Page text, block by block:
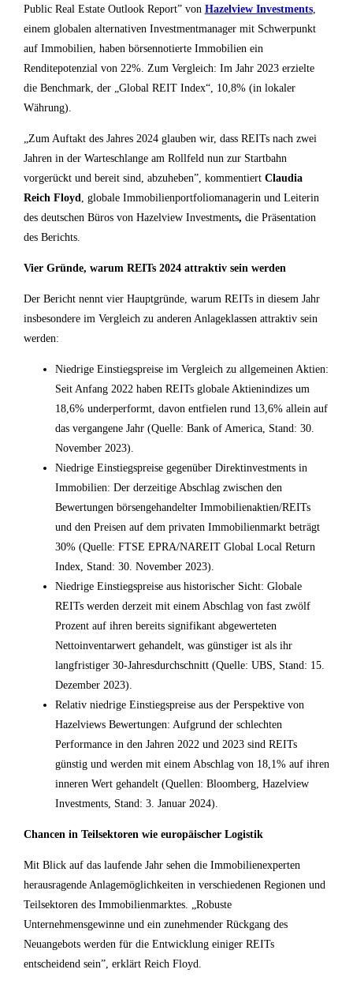
Public Real Estate Outlook Report” von Hazelview Investments,
einem globalen alternativen Investmentmanager mit Schwerpunkt
auf Immobilien, haben börsennotierte Immobilien ein
Renditepotenzial von 22%. Zum Vergleich: Im Jahr 2023 erzielte
die Benchmark, der „Global REIT Index“, 10,8% (in lokaler
Währung).
„Zum Auftakt des Jahres 2024 glauben wir, dass REITs nach zwei
Jahren in der Warteschlange am Rollfeld nun zur Startbahn
vorgerückt und bereit sind, abzuheben”, kommentiert Claudia
Reich Floyd, globale Immobilienportfoliomanagerin und Leiterin
des deutschen Büros von Hazelview Investments, die Präsentation
des Berichts.
Vier Gründe, warum REITs 2024 attraktiv sein werden
Der Bericht nennt vier Hauptgründe, warum REITs in diesem Jahr
insbesondere im Vergleich zu anderen Anlageklassen attraktiv sein
werden:
Niedrige Einstiegspreise im Vergleich zu allgemeinen Aktien:
Seit Anfang 2022 haben REITs globale Aktienindizes um
18,6% underperformt, davon entfielen rund 13,6% allein auf
das vergangene Jahr (Quelle: Bank of America, Stand: 30.
November 2023).
Niedrige Einstiegspreise gegenüber Direktinvestments in
Immobilien: Der derzeitige Abschlag zwischen den
Bewertungen börsengehandelter Immobilienaktien/REITs
und den Preisen auf dem privaten Immobilienmarkt beträgt
30% (Quelle: FTSE EPRA/NAREIT Global Local Return
Index, Stand: 30. November 2023).
Niedrige Einstiegspreise aus historischer Sicht: Globale
REITs werden derzeit mit einem Abschlag von fast zwölf
Prozent auf ihren bereits signifikant abgewerteten
Nettoinventarwert gehandelt, was günstiger ist als ihr
langfristiger 30-Jahresdurchschnitt (Quelle: UBS, Stand: 15.
Dezember 2023).
Relativ niedrige Einstiegspreise aus der Perspektive von
Hazelviews Bewertungen: Aufgrund der schlechten
Performance in den Jahren 2022 und 2023 sind REITs
günstig und werden mit einem Abschlag von 18,1% auf ihren
inneren Wert gehandelt (Quellen: Bloomberg, Hazelview
Investments, Stand: 3. Januar 2024).
Chancen in Teilsektoren wie europäischer Logistik
Mit Blick auf das laufende Jahr sehen die Immobilienexperten
herausragende Anlagemöglichkeiten in verschiedenen Regionen und
Teilsektoren des Immobilienmarktes. „Robuste
Unternehmensgewinne und ein zunehmender Rückgang des
Neuangebots werden für die Entwicklung einiger REITs
entscheidend sein”, erklärt Reich Floyd.